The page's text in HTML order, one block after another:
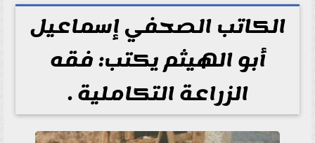
2026-06-28 15:12:34
الكاتب الصحفي إسماعيل
أبو الهيثم يكتب: فقه
الزراعة التكاملية .